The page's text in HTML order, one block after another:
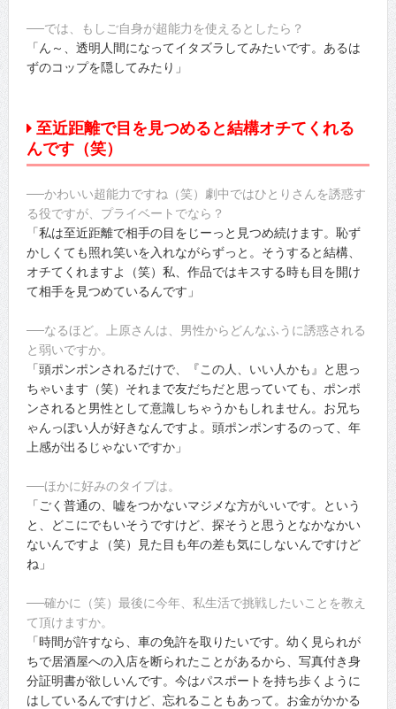
──では、もしご自身が超能力を使えるとしたら？
「ん～、透明人間になってイタズラしてみたいです。あるは
ずのコップを隠してみたり」
至近距離で目を見つめると結構オチてくれる
んです（笑）
──かわいい超能力ですね（笑）劇中ではひとりさんを誘惑す
る役ですが、プライベートでなら？
「私は至近距離で相手の目をじーっと見つめ続けます。恥ず
かしくても照れ笑いを入れながらずっと。そうすると結構、
オチてくれますよ（笑）私、作品ではキスする時も目を開け
て相手を見つめているんです」
──なるほど。上原さんは、男性からどんなふうに誘惑される
と弱いですか。
「頭ポンポンされるだけで、『この人、いい人かも』と思っ
ちゃいます（笑）それまで友だちだと思っていても、ポンポ
ンされると男性として意識しちゃうかもしれません。お兄ち
ゃんっぽい人が好きなんですよ。頭ポンポンするのって、年
上感が出るじゃないですか」
──ほかに好みのタイプは。
「ごく普通の、嘘をつかないマジメな方がいいです。という
と、どこにでもいそうですけど、探そうと思うとなかなかい
ないんですよ（笑）見た目も年の差も気にしないんですけど
ね」
──確かに（笑）最後に今年、私生活で挑戦したいことを教え
て頂けますか。
「時間が許すなら、車の免許を取りたいです。幼く見られが
ちで居酒屋への入店を断られたことがあるから、写真付き身
分証明書が欲しいんです。今はパスポートを持ち歩くように
はしているんですけど、忘れることもあって。お金がかかる